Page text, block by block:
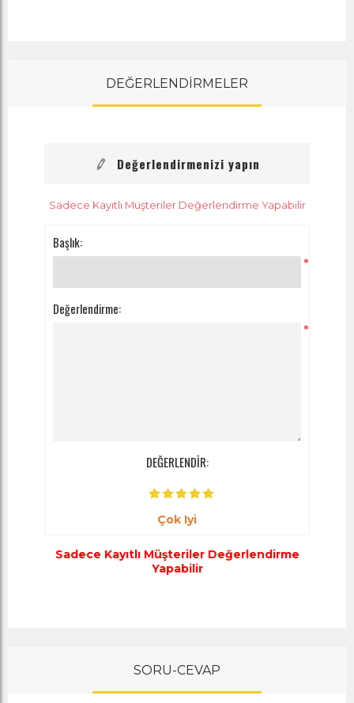
DEĞERLENDİRMELER
Değerlendirmenizi yapın
Sadece Kayıtlı Müşteriler Değerlendirme Yapabilir
Başlık:
*
Değerlendirme:
*
DEĞERLENDİR:
Çok Iyi
Sadece Kayıtlı Müşteriler Değerlendirme
Yapabilir
SORU-CEVAP